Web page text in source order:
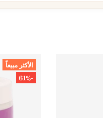
الأكثر مبيعاً
-61%